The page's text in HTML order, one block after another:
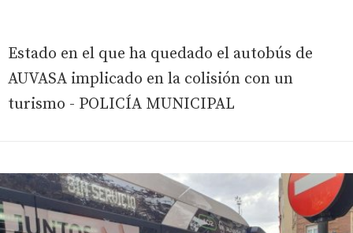
Estado en el que ha quedado el autobús de
AUVASA implicado en la colisión con un
turismo - POLICÍA MUNICIPAL